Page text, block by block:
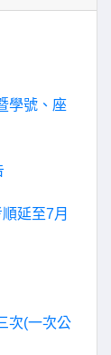
學號、座
延至7月
次(一次公